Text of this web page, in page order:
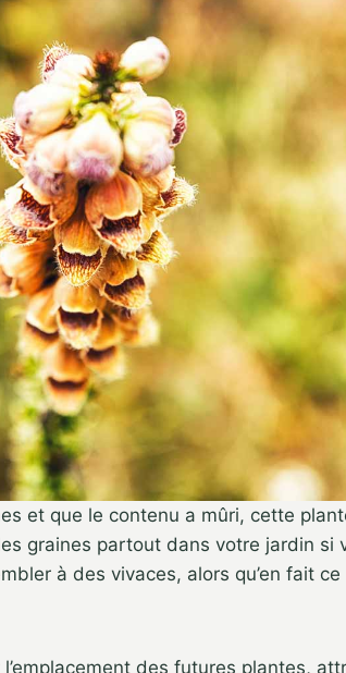
et que le contenu a mûri, cette
graines partout dans votre jardin si
à des vivaces, alors qu’en fait
des futures plantes,